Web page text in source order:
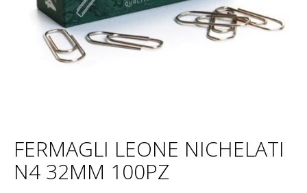
FERMAGLI LEONE NICHELATI
N4 32MM 100PZ